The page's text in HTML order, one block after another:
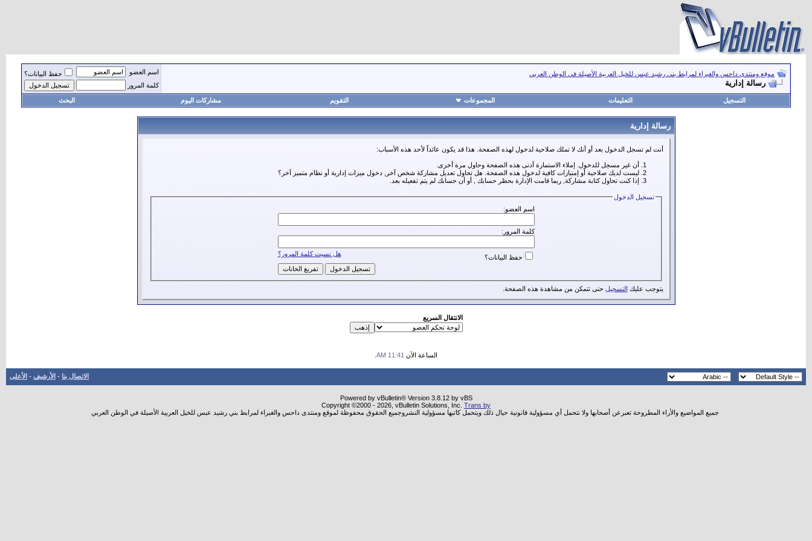
موقع ومنتدى داحس والغبراء لمرابط بني رشيد عبس للخيل العربية الأصيلة في الوطن العربي
رسالة إدارية
اسم العضو
حفظ البيانات؟
كلمة المرور
التسجيل التعليمات المجموعات التقويم مشاركات اليوم البحث
رسالة إدارية
أنت لم تسجل الدخول بعد أو أنك لا تملك صلاحية لدخول لهذه الصفحة. هذا قد يكون عائداً لأحد هذه الأسباب:
أن غير مسجل للدخول. إملاء الاستمارة أدنى هذه الصفحة وحاول مرة أخرى.
ليست لديك صلاحية أو إمتيازات كافية لدخول هذه الصفحة. هل تحاول تعديل مشاركة شخص آخر, دخول ميزات إدارية أو نظام متميز آخر؟
إذا كنت تحاول كتابة مشاركة, ربما قامت الإدارة بحظر حسابك , أو أن حسابك لم يتم تفعيله بعد.
تسجيل الدخول
اسم العضو:
كلمة المرور:
هل نسيت كلمة المرور؟ حفظ البيانات؟
يتوجب عليك التسجيل حتى تتمكن من مشاهدة هذه الصفحة.
الانتقال السريع
الساعة الآن 11:41 AM
الاتصال بنا - الأرشيف - الأعلى
Powered by vBulletin® Version 3.8.12 by vBS
Copyright ©2000 - 2026, vBulletin Solutions, Inc. Trans by
جميع المواضيع والأراء المطروحة تعبرعن أصحابها ولا نتحمل أي مسؤولية قانونية حيال ذلك ويتحمل كاتبها مسؤولية النشروجميع الحقوق محفوظة لموقع ومنتدى داحس والغبراء لمرابط بني رشيد عبس للخيل العربية الأصيلة في الوطن العربي